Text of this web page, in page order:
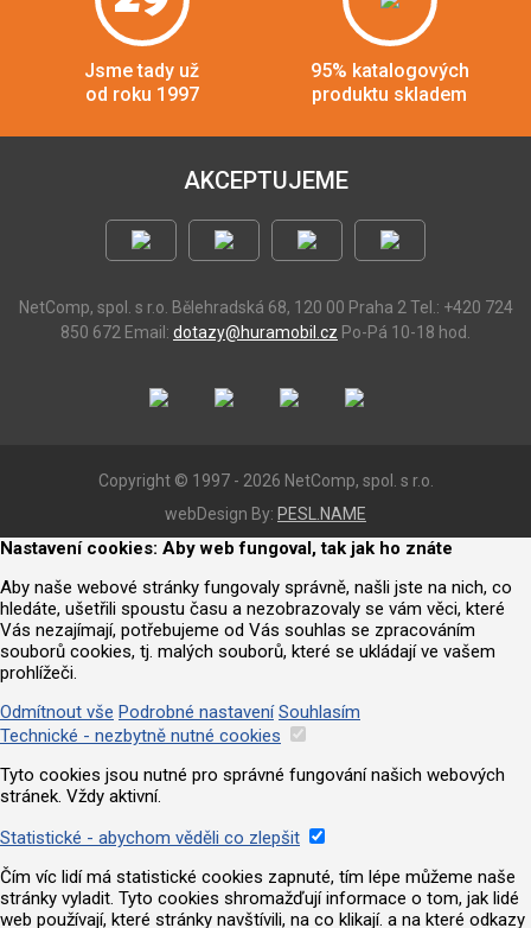
Jsme tady už
od roku 1997
95% katalogových
produktu skladem
AKCEPTUJEME
NetComp, spol. s r.o. Bělehradská 68, 120 00 Praha 2 Tel.: +420 724
850 672 Email: dotazy@huramobil.cz Po-Pá 10-18 hod.
Copyright © 1997 - 2026 NetComp, spol. s r.o.
webDesign By: PESL.NAME
Nastavení cookies: Aby web fungoval, tak jak ho znáte
Aby naše webové stránky fungovaly správně, našli jste na nich, co
hledáte, ušetřili spoustu času a nezobrazovaly se vám věci, které
Vás nezajímají, potřebujeme od Vás souhlas se zpracováním
souborů cookies, tj. malých souborů, které se ukládají ve vašem
prohlížeči.
Odmítnout vše Podrobné nastavení Souhlasím
Technické - nezbytně nutné cookies
Tyto cookies jsou nutné pro správné fungování našich webových
stránek. Vždy aktivní.
Statistické - abychom věděli co zlepšit
Čím víc lidí má statistické cookies zapnuté, tím lépe můžeme naše
stránky vyladit. Tyto cookies shromažďují informace o tom, jak lidé
web používají, které stránky navštívili, na co klikají. a na které odkazy